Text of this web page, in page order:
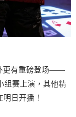
更有重磅登场——
组赛上演，其他精
日开播！